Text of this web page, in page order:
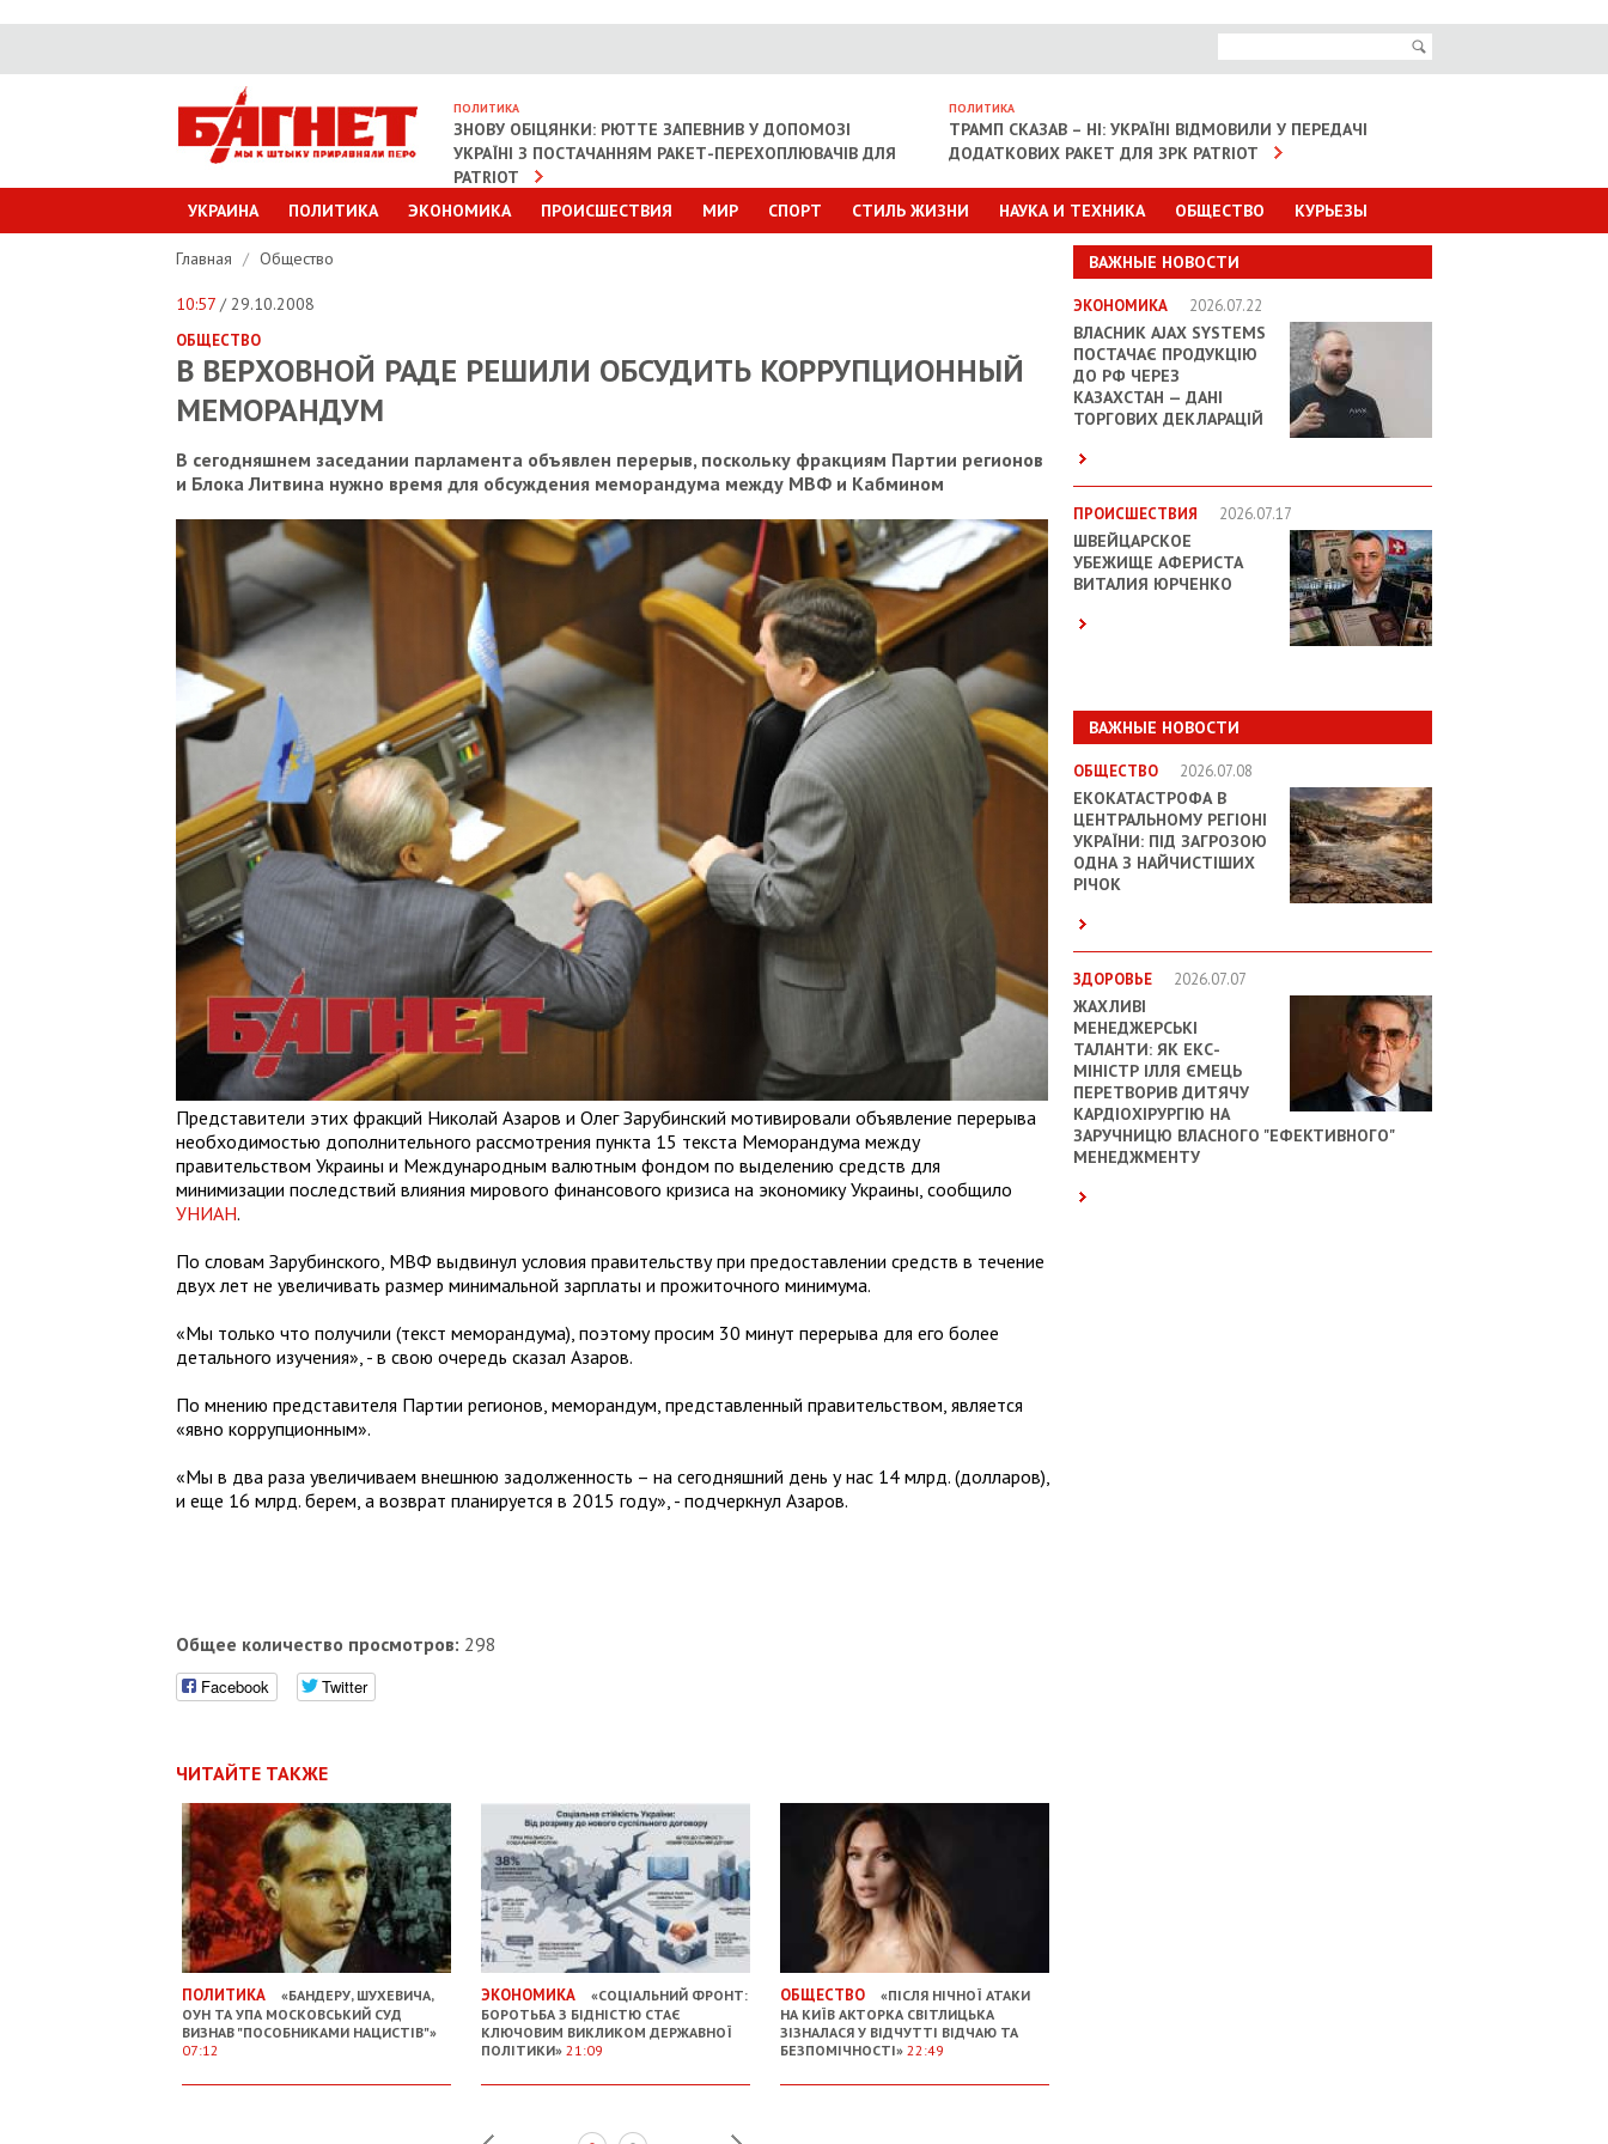
ПОЛИТИКА
ЗНОВУ ОБІЦЯНКИ: РЮТТЕ ЗАПЕВНИВ У ДОПОМОЗІ
УКРАЇНІ З ПОСТАЧАННЯМ РАКЕТ-ПЕРЕХОПЛЮВАЧІВ ДЛЯ
PATRIOT
ПОЛИТИКА
ТРАМП СКАЗАВ – НІ: УКРАЇНІ ВІДМОВИЛИ У ПЕРЕДАЧІ
ДОДАТКОВИХ РАКЕТ ДЛЯ ЗРК PATRIOT
УКРАИНА ПОЛИТИКА ЭКОНОМИКА ПРОИСШЕСТВИЯ МИР СПОРТ СТИЛЬ ЖИЗНИ НАУКА И ТЕХНИКА ОБЩЕСТВО КУРЬЕЗЫ
ВАЖНЫЕ НОВОСТИ
ЭКОНОМИКА 2026.07.22
ВЛАСНИК AJAX SYSTEMS
ПОСТАЧАЄ ПРОДУКЦІЮ
ДО РФ ЧЕРЕЗ
КАЗАХСТАН — ДАНІ
ТОРГОВИХ ДЕКЛАРАЦІЙ
ПРОИСШЕСТВИЯ 2026.07.17
ШВЕЙЦАРСКОЕ
УБЕЖИЩЕ АФЕРИСТА
ВИТАЛИЯ ЮРЧЕНКО
ВАЖНЫЕ НОВОСТИ
ОБЩЕСТВО 2026.07.08
ЕКОКАТАСТРОФА В
ЦЕНТРАЛЬНОМУ РЕГІОНІ
УКРАЇНИ: ПІД ЗАГРОЗОЮ
ОДНА З НАЙЧИСТІШИХ
РІЧОК
ЗДОРОВЬЕ 2026.07.07
ЖАХЛИВІ
МЕНЕДЖЕРСЬКІ
ТАЛАНТИ: ЯК ЕКС-
МІНІСТР ІЛЛЯ ЄМЕЦЬ
ПЕРЕТВОРИВ ДИТЯЧУ
КАРДІОХІРУРГІЮ НА
ЗАРУЧНИЦЮ ВЛАСНОГО "ЕФЕКТИВНОГО"
МЕНЕДЖМЕНТУ
Главная / Общество
10:57 / 29.10.2008
ОБЩЕСТВО
В ВЕРХОВНОЙ РАДЕ РЕШИЛИ ОБСУДИТЬ КОРРУПЦИОННЫЙ
МЕМОРАНДУМ
В сегодняшнем заседании парламента объявлен перерыв, поскольку фракциям Партии регионов
и Блока Литвина нужно время для обсуждения меморандума между МВФ и Кабмином
Представители этих фракций Николай Азаров и Олег Зарубинский мотивировали объявление перерыва
необходимостью дополнительного рассмотрения пункта 15 текста Меморандума между
правительством Украины и Международным валютным фондом по выделению средств для
минимизации последствий влияния мирового финансового кризиса на экономику Украины, сообщило
УНИАН.
По словам Зарубинского, МВФ выдвинул условия правительству при предоставлении средств в течение
двух лет не увеличивать размер минимальной зарплаты и прожиточного минимума.
«Мы только что получили (текст меморандума), поэтому просим 30 минут перерыва для его более
детального изучения», - в свою очередь сказал Азаров.
По мнению представителя Партии регионов, меморандум, представленный правительством, является
«явно коррупционным».
«Мы в два раза увеличиваем внешнюю задолженность – на сегодняшний день у нас 14 млрд. (долларов),
и еще 16 млрд. берем, а возврат планируется в 2015 году», - подчеркнул Азаров.
Общее количество просмотров: 298
Facebook Twitter
ЧИТАЙТЕ ТАКЖЕ
ПОЛИТИКА
«БАНДЕРУ, ШУХЕВИЧА,
ОУН ТА УПА МОСКОВСЬКИЙ СУД
ВИЗНАВ "ПОСОБНИКАМИ НАЦИСТІВ"»
07:12
ЭКОНОМИКА
«СОЦІАЛЬНИЙ ФРОНТ:
БОРОТЬБА З БІДНІСТЮ СТАЄ
КЛЮЧОВИМ ВИКЛИКОМ ДЕРЖАВНОЇ
ПОЛІТИКИ» 21:09
ОБЩЕСТВО
«ПІСЛЯ НІЧНОЇ АТАКИ
НА КИЇВ АКТОРКА СВІТЛИЦЬКА
ЗІЗНАЛАСЯ У ВІДЧУТТІ ВІДЧАЮ ТА
БЕЗПОМІЧНОСТІ» 22:49